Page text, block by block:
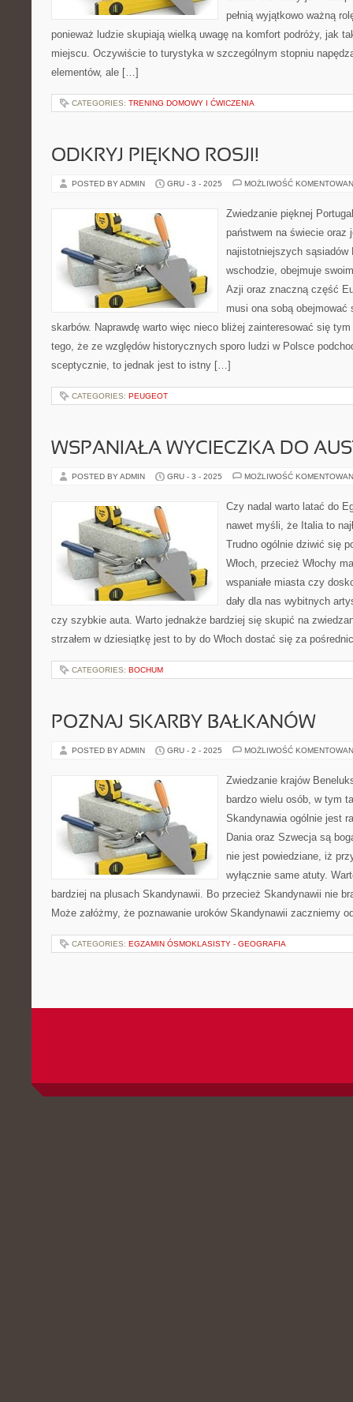
pełnią wyjątkowo ważną
ponieważ ludzie skupiają wielką uwagę na komfort podróży, jak
miejscu. Oczywiście to turystyka w szczególnym stopniu
elementów, ale […]
CATEGORIES: TRENING DOMOWY I ĆWICZENIA
ODKRYJ PIĘKNO ROSJI!
POSTED BY ADMIN GRU - 3 - 2025 MOŻLIWOŚĆ
Zwiedzanie pięknej
państwem na świecie oraz
najistotniejszych sąsiadów
wschodzie, obejmuje
Azji oraz znaczną część
musi ona sobą obejmować
skarbów. Naprawdę warto więc nieco bliżej zainteresować się
tego, że ze względów historycznych sporo ludzi w Polsce
sceptycznie, to jednak jest to istny […]
CATEGORIES: PEUGEOT
WSPANIAŁA WYCIECZKA DO
POSTED BY ADMIN GRU - 3 - 2025 MOŻLIWOŚĆ
Czy nadal warto latać do
nawet myśli, że Italia to
Trudno ogólnie dziwić się
Włoch, przecież Włochy
wspaniałe miasta czy
dały dla nas wybitnych
czy szybkie auta. Warto jednakże bardziej się skupić na
strzałem w dziesiątkę jest to by do Włoch dostać się za
CATEGORIES: BOCHUM
POZNAJ SKARBY BAŁKANÓW
POSTED BY ADMIN GRU - 2 - 2025 MOŻLIWOŚĆ
Zwiedzanie krajów
bardzo wielu osób, w tym
Skandynawia ogólnie jest
Dania oraz Szwecja są
nie jest powiedziane, iż
wyłącznie same atuty.
bardziej na plusach Skandynawii. Bo przecież Skandynawii nie
Może załóżmy, że poznawanie uroków Skandynawii zaczniemy
CATEGORIES: EGZAMIN ÓSMOKLASISTY - GEOGRAFIA